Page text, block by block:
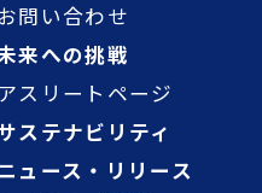
問い合わせ
来への挑戦
アスリートページ
ステナビリティ
ュース・リリース